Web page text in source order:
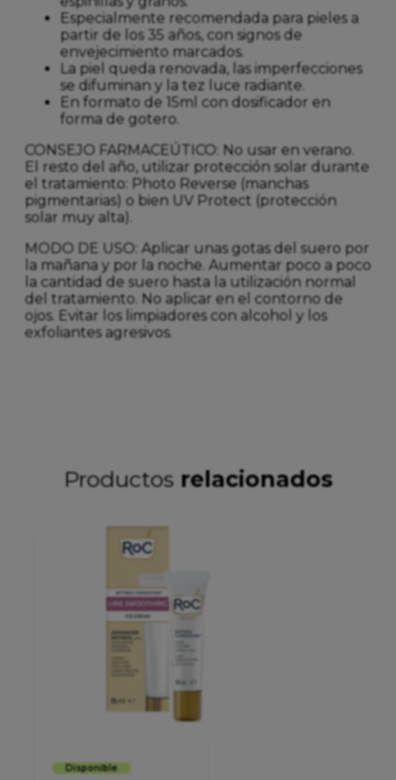
Especialmente recomendada para pieles a
partir de los 35 años, con signos de
envejecimiento marcados.
La piel queda renovada, las imperfecciones
se difuminan y la tez luce radiante.
En formato de 15ml con dosificador en
forma de gotero.
CONSEJO FARMACEÚTICO: No usar en verano.
El resto del año, utilizar protección solar durante
el tratamiento: Photo Reverse (manchas
pigmentarias) o bien UV Protect (protección
solar muy alta).
MODO DE USO: Aplicar unas gotas del suero por
la mañana y por la noche. Aumentar poco a poco
la cantidad de suero hasta la utilización normal
del tratamiento. No aplicar en el contorno de
ojos. Evitar los limpiadores con alcohol y los
exfoliantes agresivos.
Productos relacionados
Disponible